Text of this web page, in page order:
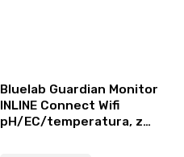
Bluelab Guardian Monitor
INLINE Connect Wifi
pH/EC/temperatura, z